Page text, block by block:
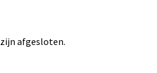
zijn afgesloten.